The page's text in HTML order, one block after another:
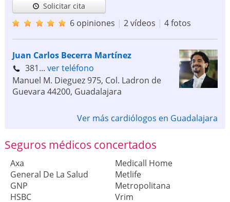
Solicitar cita
6 opiniones | 2 vídeos | 4 fotos
Juan Carlos Becerra Martínez
381... ver teléfono
Manuel M. Dieguez 975, Col. Ladron de
Guevara 44200, Guadalajara
Ver más cardiólogos en Guadalajara
Seguros médicos concertados
Axa
General De La Salud
GNP
HSBC
Medicall Home
Metlife
Metropolitana
Vrim